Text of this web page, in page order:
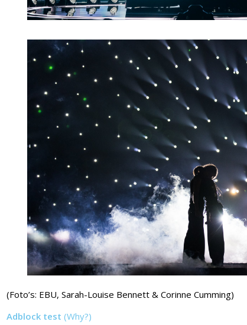
(Foto’s: EBU, Sarah-Louise Bennett & Corinne Cumming)
Adblock test (Why?)